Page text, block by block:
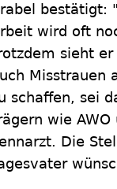
bestätigt:
wird oft
sieht
Misstrauen
schaffen, sei
wie
Die